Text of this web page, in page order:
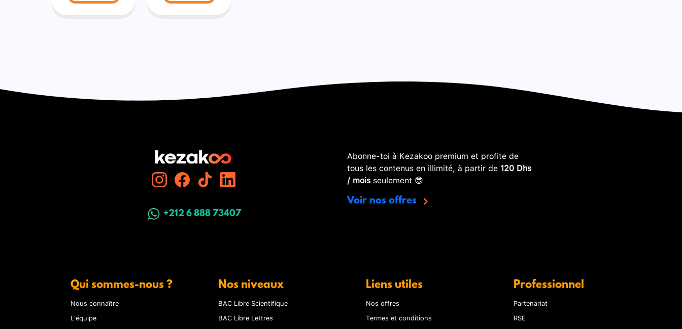
+212 6 888 73407
Abonne-toi à Kezakoo premium et profite de
tous les contenus en illimité, à partir de 120 Dhs
/ moisseulement 😎
Voir nos offres
Qui sommes-nous ?
Nous connaître
L'équipe
Nos niveaux
BAC Libre Scientifique
BAC Libre Lettres
Liens utiles
Nos offres
Termes et conditions
Professionnel
Partenariat
RSE